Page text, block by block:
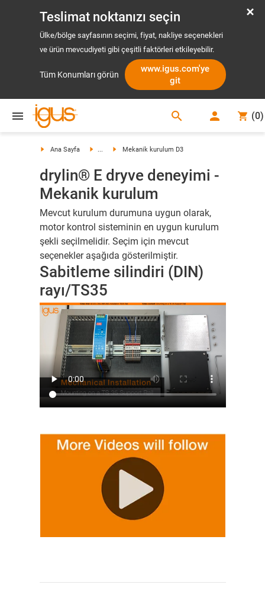
Teslimat noktanızı seçin
Ülke/bölge sayfasının seçimi, fiyat, nakliye seçenekleri
ve ürün mevcudiyeti gibi çeşitli faktörleri etkileyebilir.
Tüm Konumları görün
www.igus.com'ye
git
search (0)
Ana Sayfa ... Mekanik kurulum D3
drylin® E dryve deneyimi -
Mekanik kurulum
Mevcut kurulum durumuna uygun olarak,
motor kontrol sisteminin en uygun kurulum
şekli seçilmelidir. Seçim için mevcut
seçenekler aşağıda gösterilmiştir.
Sabitleme silindiri (DIN)
rayı/TS35